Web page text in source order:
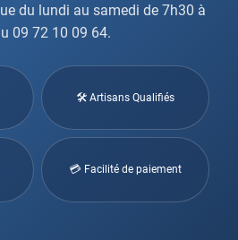
du lundi au samedi de 7h30 à
09 72 10 09 64.
🛠 Artisans Qualifiés
💳 Facilité de paiement